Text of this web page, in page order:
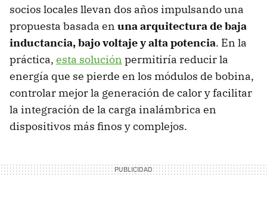
socios locales llevan dos años impulsando una
propuesta basada en una arquitectura de baja
inductancia, bajo voltaje y alta potencia. En la
práctica, esta solución permitiría reducir la
energía que se pierde en los módulos de bobina,
controlar mejor la generación de calor y facilitar
la integración de la carga inalámbrica en
dispositivos más finos y complejos.